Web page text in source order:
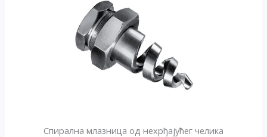
Спирална млазница од нехрђајућег челика